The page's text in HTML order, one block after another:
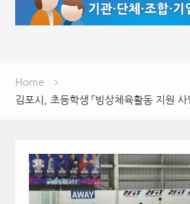
Home
김포시, 초등학생 「빙상체육활동 지원 사